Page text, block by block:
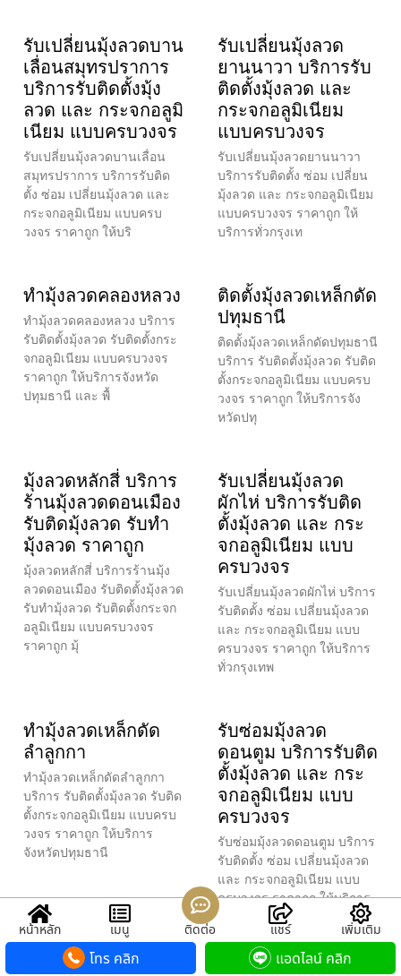
รับเปลี่ยนมุ้งลวดบาน
เลื่อนสมุทรปราการ
บริการรับติดตั้งมุ้ง
ลวด และ กระจกอลูมิ
เนียม แบบครบวงจร
รับเปลี่ยนมุ้งลวดบานเลื่อน
สมุทรปราการ บริการรับติด
ตั้ง ซ่อม เปลี่ยนมุ้งลวด และ
กระจกอลูมิเนียม แบบครบ
วงจร ราคาถูก ให้บริ
รับเปลี่ยนมุ้งลวด
ยานนาวา บริการรับ
ติดตั้งมุ้งลวด และ
กระจกอลูมิเนียม
แบบครบวงจร
รับเปลี่ยนมุ้งลวดยานนาวา
บริการรับติดตั้ง ซ่อม เปลี่ยน
มุ้งลวด และ กระจกอลูมิเนียม
แบบครบวงจร ราคาถูก ให้
บริการทั่วกรุงเท
ทำมุ้งลวดคลองหลวง
ทำมุ้งลวดคลองหลวง บริการ
รับติดตั้งมุ้งลวด รับติดตั้งกระ
จกอลูมิเนียม แบบครบวงจร
ราคาถูก ให้บริการจังหวัด
ปทุมธานี และ พื้
ติดตั้งมุ้งลวดเหล็กดัด
ปทุมธานี
ติดตั้งมุ้งลวดเหล็กดัดปทุมธานี
บริการ รับติดตั้งมุ้งลวด รับติด
ตั้งกระจกอลูมิเนียม แบบครบ
วงจร ราคาถูก ให้บริการจัง
หวัดปทุ
มุ้งลวดหลักสี่ บริการ
ร้านมุ้งลวดดอนเมือง
รับติดมุ้งลวด รับทำ
มุ้งลวด ราคาถูก
มุ้งลวดหลักสี่ บริการร้านมุ้ง
ลวดดอนเมือง รับติดตั้งมุ้งลวด
รับทำมุ้งลวด รับติดตั้งกระจก
อลูมิเนียม แบบครบวงจร
ราคาถูก มุ้
รับเปลี่ยนมุ้งลวด
ผักไห่ บริการรับติด
ตั้งมุ้งลวด และ กระ
จกอลูมิเนียม แบบ
ครบวงจร
รับเปลี่ยนมุ้งลวดผักไห่ บริการ
รับติดตั้ง ซ่อม เปลี่ยนมุ้งลวด
และ กระจกอลูมิเนียม แบบ
ครบวงจร ราคาถูก ให้บริการ
ทั่วกรุงเทพ
ทำมุ้งลวดเหล็กดัด
ลำลูกกา
ทำมุ้งลวดเหล็กดัดลำลูกกา
บริการ รับติดตั้งมุ้งลวด รับติด
ตั้งกระจกอลูมิเนียม แบบครบ
วงจร ราคาถูก ให้บริการ
จังหวัดปทุมธานี
รับซ่อมมุ้งลวด
ดอนตูม บริการรับติด
ตั้งมุ้งลวด และ กระ
จกอลูมิเนียม แบบ
ครบวงจร
รับซ่อมมุ้งลวดดอนตูม บริการ
รับติดตั้ง ซ่อม เปลี่ยนมุ้งลวด
และ กระจกอลูมิเนียม แบบ
ครบวงจร ราคาถูก ให้บริการ
ทั่วกรุงเทพ แล
หน้าหลัก เมนู ติดต่อ แชร์ เพิ่มเติม
โทร คลิก แอดไลน์ คลิก